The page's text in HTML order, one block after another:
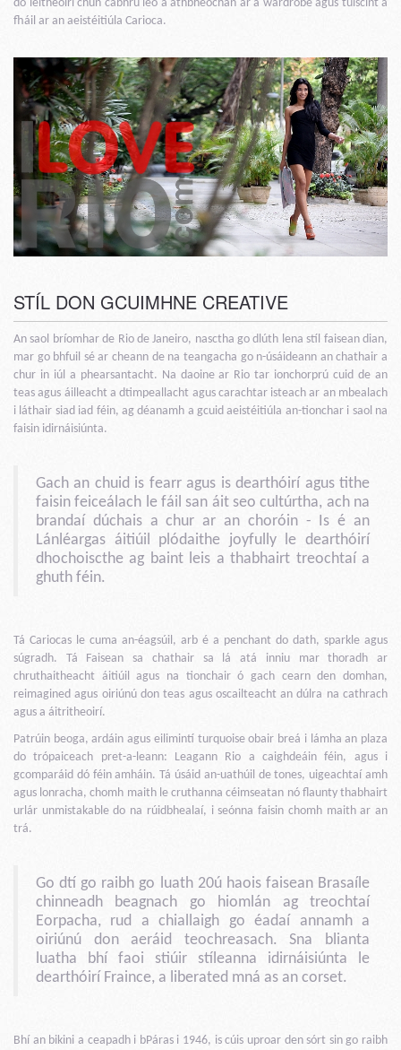
do léitheoirí chun cabhrú leo a athbheochan ar a wardrobe agus tuiscint a
fháil ar an aeistéitiúla Carioca.
STÍL DON GCUIMHNE CREATIVE
An saol bríomhar de Rio de Janeiro, nasctha go dlúth lena stíl faisean dian,
mar go bhfuil sé ar cheann de na teangacha go n-úsáideann an chathair a
chur in iúl a phearsantacht. Na daoine ar Rio tar ionchorprú cuid de an
teas agus áilleacht a dtimpeallacht agus carachtar isteach ar an mbealach
i láthair siad iad féin, ag déanamh a gcuid aeistéitiúla an-tionchar i saol na
faisin idirnáisiúnta.
Gach an chuid is fearr agus is dearthóirí agus tithe
faisin feiceálach le fáil san áit seo cultúrtha, ach na
brandaí dúchais a chur ar an choróin - Is é an
Lánléargas áitiúil plódaithe joyfully le dearthóirí
dhochoiscthe ag baint leis a thabhairt treochtaí a
ghuth féin.
Tá Cariocas le cuma an-éagsúil, arb é a penchant do dath, sparkle agus
súgradh. Tá Faisean sa chathair sa lá atá inniu mar thoradh ar
chruthaitheacht áitiúil agus na tionchair ó gach cearn den domhan,
reimagined agus oiriúnú don teas agus oscailteacht an dúlra na cathrach
agus a áitritheoirí.
Patrúin beoga, ardáin agus eilimintí turquoise obair breá i lámha an plaza
do trópaiceach pret-a-leann: Leagann Rio a caighdeáin féin, agus i
gcomparáid dó féin amháin. Tá úsáid an-uathúil de tones, uigeachtaí amh
agus lonracha, chomh maith le cruthanna céimseatan nó flaunty thabhairt
urlár unmistakable do na rúidbhealaí, i seónna faisin chomh maith ar an
trá.
Go dtí go raibh go luath 20ú haois faisean Brasaíle
chinneadh beagnach go hiomlán ag treochtaí
Eorpacha, rud a chiallaigh go éadaí annamh a
oiriúnú don aeráid teochreasach. Sna blianta
luatha bhí faoi stiúir stíleanna idirnáisiúnta le
dearthóirí Fraince, a liberated mná as an corset.
Bhí an bikini a ceapadh i bPáras i 1946, is cúis uproar den sórt sin go raibh